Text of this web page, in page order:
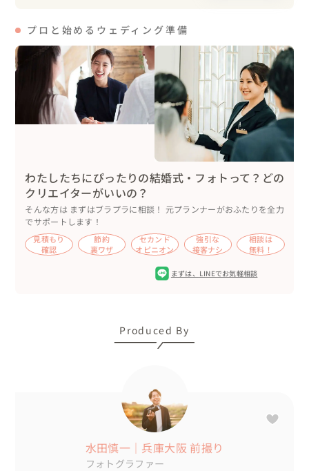
「私たちに合う提案をしてほしい」
そんなカップル様、一度是非ご相談ください！
「想いを聞き寄り添うこと」「雰囲気を掴むこと」
大得意です！お気軽にご連絡をお待ちしております。
「あなたの知らないあなたに会える」
私はこんなに幸せそうにに笑うんだ。彼は優しい目で私を
撮られた写真で気づく「愛」がきっとあるはず。
それはこれから先を一緒に歩むお二人にとって、とても大
切で素敵な体験になると思います。
僕にそのお手伝いをさせて下さい！
お二人のさまざまの表情を引き出すことができたら、僕も
プロと始めるウェディング準備
わたしたちにぴったりの結婚式・フォトって？どの
クリエイターがいいの？
そんな方は まずはブラプラに相談！ 元プランナーがおふたりを全力
でサポートします！
見積もり
確認
節約
裏ワザ
セカンド
オピニオン
強引な
接客ナシ
相談は
無料！
まずは、 LINEでお気軽相談
Produced By
水田慎一｜兵庫大阪 前撮り
フォトグラファー